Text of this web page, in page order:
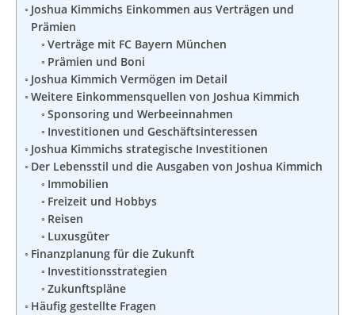
Joshua Kimmichs Einkommen aus Verträgen und
Prämien
Verträge mit FC Bayern München
Prämien und Boni
Joshua Kimmich Vermögen im Detail
Weitere Einkommensquellen von Joshua Kimmich
Sponsoring und Werbeeinnahmen
Investitionen und Geschäftsinteressen
Joshua Kimmichs strategische Investitionen
Der Lebensstil und die Ausgaben von Joshua Kimmich
Immobilien
Freizeit und Hobbys
Reisen
Luxusgüter
Finanzplanung für die Zukunft
Investitionsstrategien
Zukunftspläne
Häufig gestellte Fragen